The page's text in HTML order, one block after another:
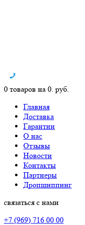
0 товаров на 0. руб.
Главная
Доставка
Гарантии
О нас
Отзывы
Новости
Контакты
Партнеры
Дропшиппинг
связаться с нами
+7 (969) 716 00 00